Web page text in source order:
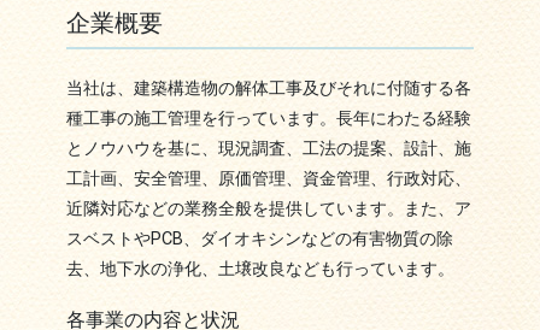
企業概要
当社は、建築構造物の解体工事及びそれに付随する各
種工事の施工管理を行っています。長年にわたる経験
とノウハウを基に、現況調査、工法の提案、設計、施
工計画、安全管理、原価管理、資金管理、行政対応、
近隣対応などの業務全般を提供しています。また、ア
スベストやPCB、ダイオキシンなどの有害物質の除
去、地下水の浄化、土壌改良なども行っています。
各事業の内容と状況